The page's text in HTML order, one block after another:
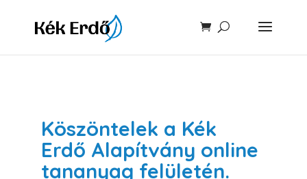
Köszöntelek a Kék
Erdő Alapítvány online
tananyag felületén.